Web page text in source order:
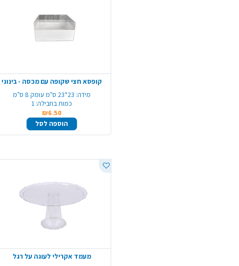
קופסא חצי שקופה עם מכסה - בינוני
מידה: 23*23 ס"מ עומק 8 ס"מ
כמות בחבילה: 1
₪6.50
הוספה לסל
מעמד אקרילי לעוגה על רגל